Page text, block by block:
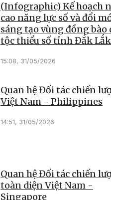
(Infographic) Kế hoạch
cao năng lực số và đổi mới
sáng tạo vùng đồng bào
tộc thiểu số tỉnh Đắk Lắk
15:08, 31/05/2026
Quan hệ Đối tác chiến
Việt Nam - Philippines
14:51, 31/05/2026
Quan hệ Đối tác chiến
toàn diện Việt Nam -
Singapore